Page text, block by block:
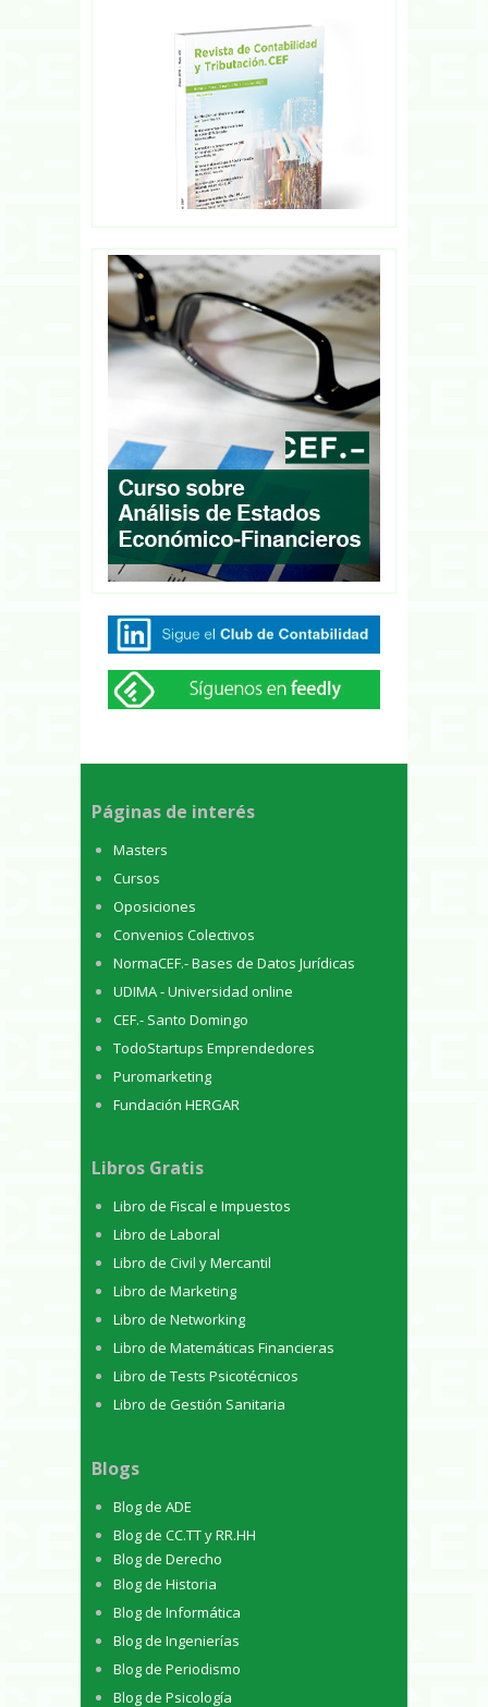
Páginas de interés
Masters
Cursos
Oposiciones
Convenios Colectivos
NormaCEF.- Bases de Datos Jurídicas
UDIMA - Universidad online
CEF.- Santo Domingo
TodoStartups Emprendedores
Puromarketing
Fundación HERGAR
Libros Gratis
Libro de Fiscal e Impuestos
Libro de Laboral
Libro de Civil y Mercantil
Libro de Marketing
Libro de Networking
Libro de Matemáticas Financieras
Libro de Tests Psicotécnicos
Libro de Gestión Sanitaria
Blogs
Blog de ADE
Blog de CC.TT y RR.HH
Blog de Derecho
Blog de Historia
Blog de Informática
Blog de Ingenierías
Blog de Periodismo
Blog de Psicología